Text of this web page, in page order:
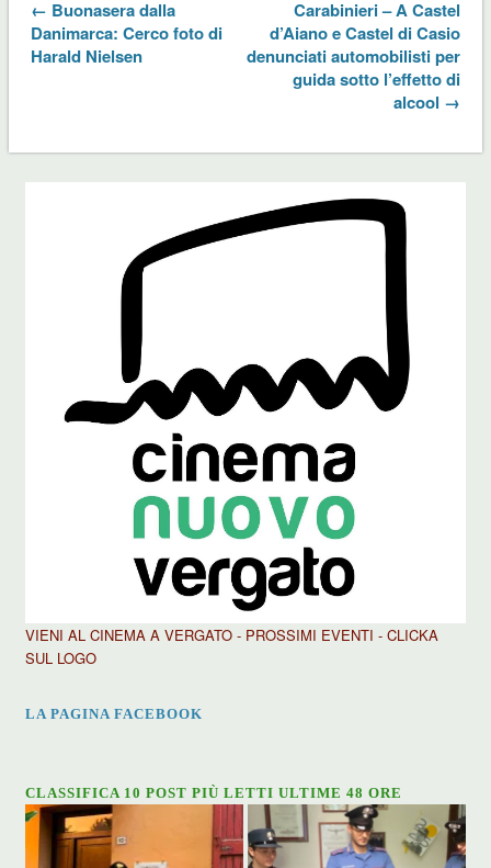
← Buonasera dalla
Danimarca: Cerco foto di
Harald Nielsen
Carabinieri – A Castel
d’Aiano e Castel di Casio
denunciati automobilisti per
guida sotto l’effetto di
alcool →
VIENI AL CINEMA A VERGATO - PROSSIMI EVENTI - CLICKA
SUL LOGO
LA PAGINA FACEBOOK
CLASSIFICA 10 POST PIÙ LETTI ULTIME 48 ORE